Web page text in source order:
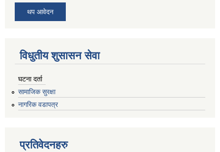
थप आवेदन
विधुतीय शुसासन सेवा
घटना दर्ता
सामाजिक सुरक्षा
नागरिक वडापत्र
प्रतिवेदनहरु